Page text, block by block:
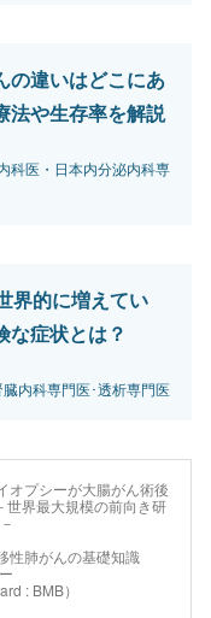
の違いはどこにあ
法や生存率を解説
科医・日本内分泌内科専
界的に増えてい
な症状とは？
内科専門医･透析専門医
オプシーが大腸がん術後
世界最大規模の前向き研
性肺がんの基礎知識
: BMB）